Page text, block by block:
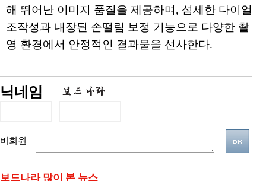
해 뛰어난 이미지 품질을 제공하며, 섬세한 다이얼
조작성과 내장된 손떨림 보정 기능으로 다양한 촬
영 환경에서 안정적인 결과물을 선사한다.
닉네임
비회원
보드나라 많이 본 뉴스